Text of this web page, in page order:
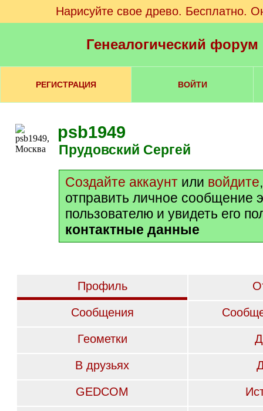
Нарисуйте свое древо. Бесплатно.
Генеалогический
РЕГИСТРАЦИЯ ВОЙТИ
psb1949
Прудовский Сергей
Создайте аккаунт или войдите
отправить личное сообщение
пользователю и увидеть его
контактные данные
Профиль
Сообщения
Геометки
В друзьях
GEDCOM